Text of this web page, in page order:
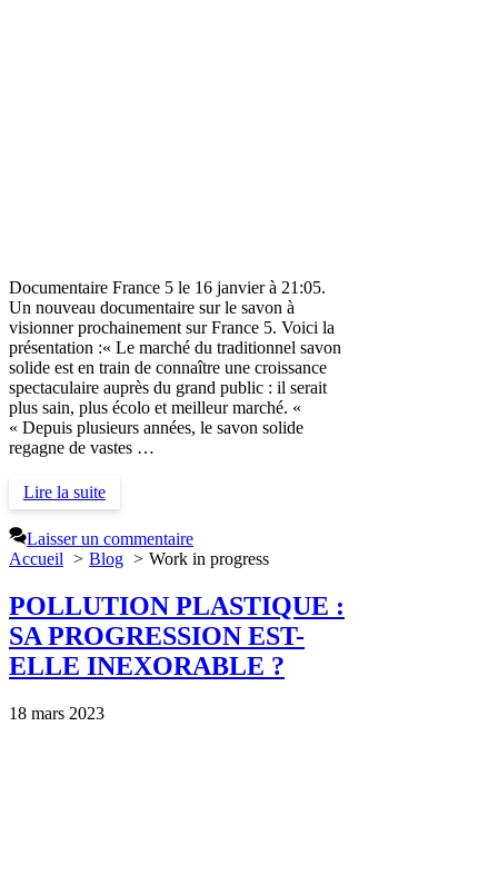
Documentaire France 5 le 16 janvier à 21:05.
Un nouveau documentaire sur le savon à
visionner prochainement sur France 5. Voici la
présentation :« Le marché du traditionnel savon
solide est en train de connaître une croissance
spectaculaire auprès du grand public : il serait
plus sain, plus écolo et meilleur marché. «
« Depuis plusieurs années, le savon solide
regagne de vastes …
Lire la suite
Laisser un commentaire
Accueil
Blog Work in progress
POLLUTION PLASTIQUE :
SA PROGRESSION EST-
ELLE INEXORABLE ?
18 mars 2023